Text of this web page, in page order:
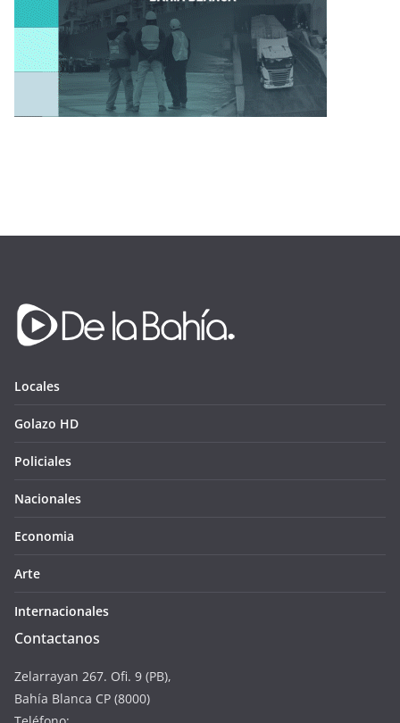
Locales
Golazo HD
Policiales
Nacionales
Economia
Arte
Internacionales
Contactanos
Zelarrayan 267. Ofi. 9 (PB),
Bahía Blanca CP (8000)